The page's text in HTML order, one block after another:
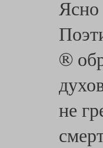
Ясно
®
не